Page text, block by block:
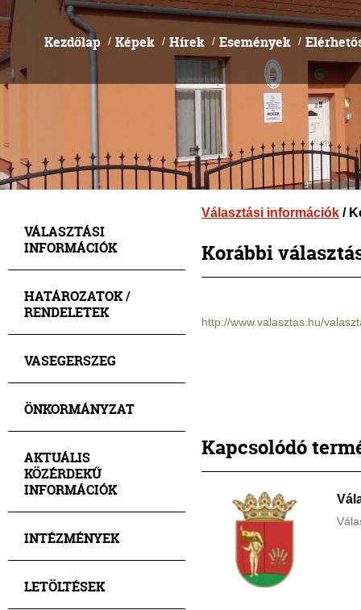
Kezdőlap / Képek / Hírek / Események /
VÁLASZTÁSI
INFORMÁCIÓK
HATÁROZATOK /
RENDELETEK
VASEGERSZEG
ÖNKORMÁNYZAT
AKTUÁLIS
KÖZÉRDEKŰ
INFORMÁCIÓK
INTÉZMÉNYEK
LETÖLTÉSEK
Választási információk /
Korábbi
http://www.valasztas.hu/
Kapcsolódó